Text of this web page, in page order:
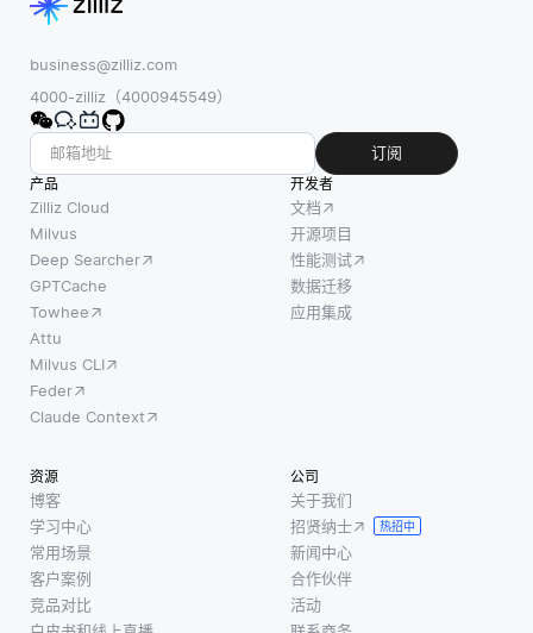
business@zilliz.com
4000-zilliz（4000945549）
订阅
产品
Zilliz Cloud
Milvus
Deep Searcher
GPTCache
Towhee
Attu
Milvus CLI
Feder
Claude Context
开发者
文档
开源项目
性能测试
数据迁移
应用集成
资源
博客
学习中心
常用场景
客户案例
竞品对比
公司
关于我们
招贤纳士
热招中
新闻中心
合作伙伴
活动